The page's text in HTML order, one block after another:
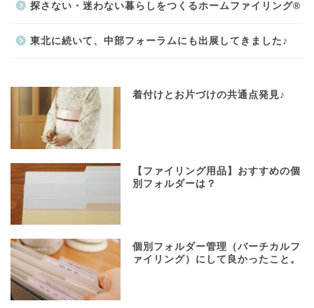
探さない・迷わない暮らしをつくるホームファイリング®
東北に続いて、中部フォーラムにも出展してきました♪
着付けとお片づけの共通点発見♪
【ファイリング用品】おすすめの個
別フォルダーは？
個別フォルダー管理（バーチカルフ
ァイリング）にして良かったこと。